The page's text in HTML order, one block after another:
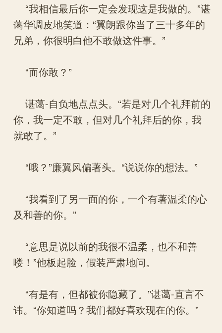
“我相信最后你一定会发现这是我做的。”谌
蔼华调皮地笑道：“翼朗跟你当了三十多年的
兄弟，你很明白他不敢做这件事。”
“而你敢？”
谌蔼-自负地点点头。“若是对几个礼拜前的
你，我一定不敢，但对几个礼拜后的你，我
就敢了。”
“哦？”廉翼风偏著头。“说说你的想法。”
“我看到了另一面的你，一个有著温柔的心
及和善的你。”
“意思是说以前的我很不温柔，也不和善
喽！”他板起脸，假装严肃地问。
“有是有，但都被你隐藏了。”谌蔼-直言不
讳。“你知道吗？我们都好喜欢现在的你。”